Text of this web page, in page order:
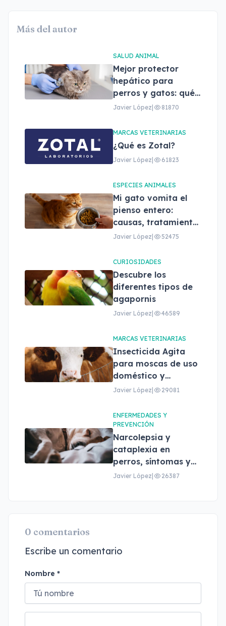
Más del autor
SALUD ANIMAL
Mejor protector
hepático para
perros y gatos: qué
son, beneficios y
adecuado
Javier López 81870
MARCAS VETERINARIAS
¿Qué es Zotal?
Javier López 61823
ESPECIES ANIMALES
Mi gato vomita el
pienso entero:
causas, tratamiento
y cuándo
Javier López 52475
CURIOSIDADES
Descubre los
diferentes tipos de
agapornis
Javier López 46589
MARCAS VETERINARIAS
Insecticida Agita
para moscas de uso
doméstico y
profesional
Javier López 29081
ENFERMEDADES Y
PREVENCIÓN
Narcolepsia y
cataplexia en
perros, síntomas y
tratamiento
Javier López 26387
0 comentarios
Escribe un comentario
Nombre *